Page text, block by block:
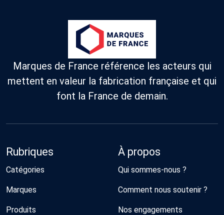
Marques de France référence les acteurs qui
mettent en valeur la fabrication française et qui
font la France de demain.
Rubriques
Catégories
Marques
Produits
À propos
Qui sommes-nous ?
Comment nous soutenir ?
Nos engagements